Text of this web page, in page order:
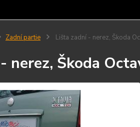
Zadní partie Lišta zadní - nerez, Škoda
nerez, Škoda